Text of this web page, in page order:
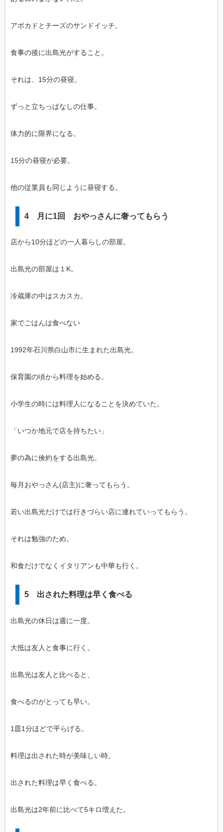
アボカドとチーズのサンドイッチ。
食事の後に出島光がすること。
それは、15分の昼寝。
ずっと立ちっぱなしの仕事。
体力的に限界になる。
15分の昼寝が必要。
他の従業員も同じように昼寝する。
4 月に1回 おやっさんに奢ってもらう
店から10分ほどの一人暮らしの部屋。
出島光の部屋は１K。
冷蔵庫の中はスカスカ。
家でごはんは食べない
1992年石川県白山市に生まれた出島光。
保育園の頃から料理を始める。
小学生の時には料理人になることを決めていた。
「いつか地元で店を持ちたい」
夢の為に倹約をする出島光。
毎月おやっさん(店主)に奢ってもらう。
若い出島光だけでは行きづらい店に連れていってもらう。
それは勉強のため。
和食だけでなくイタリアンも中華も行く。
5 出された料理は早く食べる
出島光の休日は週に一度。
大抵は友人と食事に行く。
出島光は友人と比べると、
食べるのがとっても早い。
1皿1分ほどで平らげる。
料理は出された時が美味しい時。
出された料理は早く食べる。
出島光は2年前に比べて5キロ増えた。